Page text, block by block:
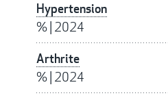
Hypertension
%| 2024
Arthrite
%| 2024